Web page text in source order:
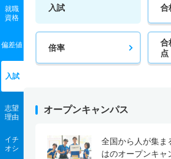
就職
資格
偏差値
入試
志望
理由
イチ
オシ
入試 合
倍率
合
点
オープンキャンパス
全国から人が集ま
はのオープンキャ